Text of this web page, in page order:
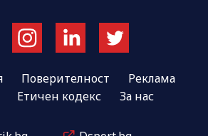
Поверителност
Реклама
Етичен кодекс За нас